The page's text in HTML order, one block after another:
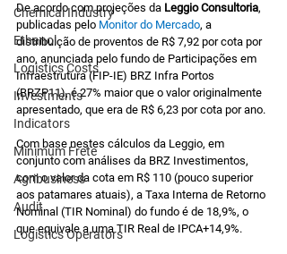
Chemical Industry
Ethanol
Logistics Costs
Investments
Indicators
Minimum Frete
Agribusiness
Audit
Logistics Operators
De acordo com projeções da Leggio Consultoria,
publicadas pelo Monitor do Mercado, a
distribuição de proventos de R$ 7,92 por cota por
ano, anunciada pelo fundo de Participações em
Infraestrutura (FIP-IE) BRZ Infra Portos
(BRZP11), é 27% maior que o valor originalmente
apresentado, que era de R$ 6,23 por cota por ano.
Com base nestes cálculos da Leggio, em
conjunto com análises da BRZ Investimentos,
com o valor da cota em R$ 110 (pouco superior
aos patamares atuais), a Taxa Interna de Retorno
Nominal (TIR Nominal) do fundo é de 18,9%, o
que equivale a uma TIR Real de IPCA+14,9%.